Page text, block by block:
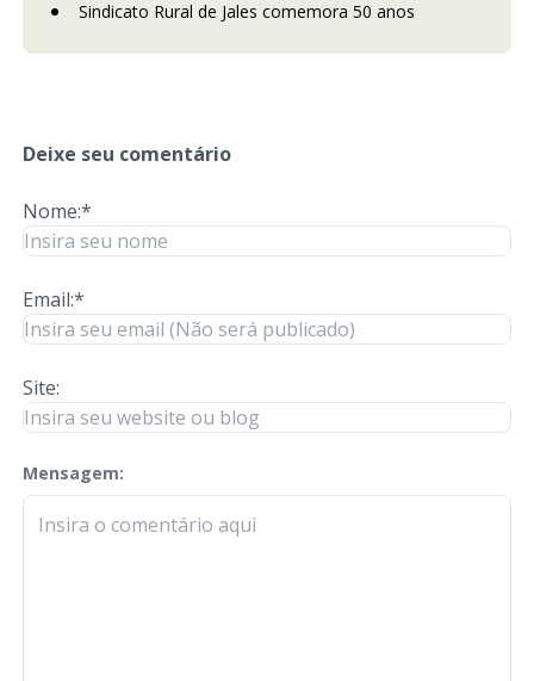
Sindicato Rural de Jales comemora 50 anos
Deixe seu comentário
Nome:*
Email:*
Site:
Mensagem:
check-terms